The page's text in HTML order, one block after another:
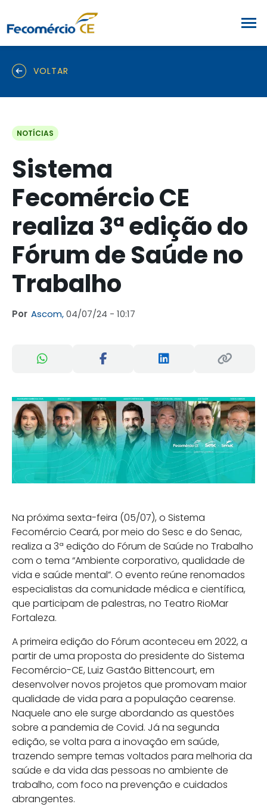
VOLTAR
NOTÍCIAS
Sistema
Fecomércio CE
realiza 3ª edição do
Fórum de Saúde no
Trabalho
Por Ascom,04/07/24 - 10:17
Na próxima sexta-feira (05/07), o Sistema
Fecomércio Ceará, por meio do Sesc e do Senac,
realiza a 3ª edição do Fórum de Saúde no Trabalho
com o tema “Ambiente corporativo, qualidade de
vida e saúde mental”. O evento reúne renomados
especialistas da comunidade médica e científica,
que participam de palestras, no Teatro RioMar
Fortaleza.
A primeira edição do Fórum aconteceu em 2022, a
partir de uma proposta do presidente do Sistema
Fecomércio-CE, Luiz Gastão Bittencourt, em
desenvolver novos projetos que promovam maior
qualidade de vida para a população cearense.
Naquele ano ele surge abordando as questões
sobre a pandemia de Covid. Já na segunda
edição, se volta para a inovação em saúde,
trazendo sempre temas voltados para melhoria da
saúde e da vida das pessoas no ambiente de
trabalho, com foco na prevenção e cuidados
abrangentes.